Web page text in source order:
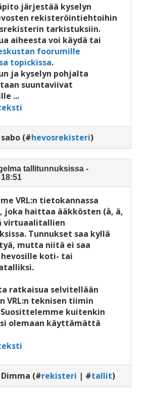
järjestää kyselyn
rekisteröintiehtoihin
tarkistuksiin.
aiheesta voi käydä tai
foorumille
topickissa.
ja kyselyn pohjalta
suuntaviivat
...
sabo (#hevosrekisteri)
tallitunnuksissa -
VRL:n tietokannassa
joka haittaa ääkkösten (å, ä,
virtuaalitallien
Tunnukset saa kyllä
mutta niitä ei saa
koti- tai
ratkaisua selvitellään
VRL:n teknisen tiimin
kuitenkin
olemaan käyttämättä
Dimma (#rekisteri | #tallit)